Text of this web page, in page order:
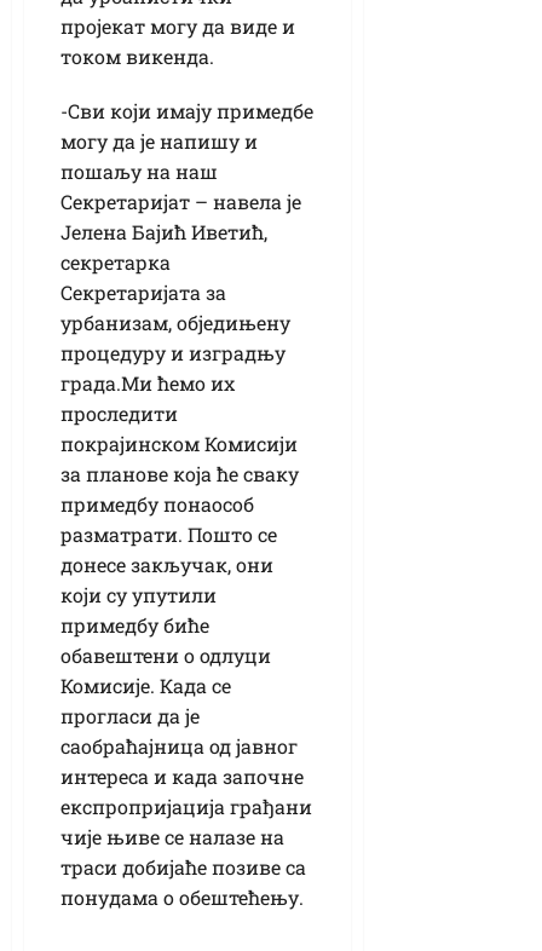
пројекат могу да виде и
током викенда.
-Сви који имају примедбе
могу да је напишу и
пошаљу на наш
Секретаријат – навела је
Јелена Бајић Иветић,
секретарка
Секретаријата за
урбанизам, обједињену
процедуру и изградњу
града.Ми ћемо их
проследити
покрајинском Комисији
за планове која ће сваку
примедбу понаособ
разматрати. Пошто се
донесе закључак, они
који су упутили
примедбу биће
обавештени о одлуци
Комисије. Када се
прогласи да је
саобраћајница од јавног
интереса и када започне
експропријација грађани
чије њиве се налазе на
траси добијаће позиве са
понудама о обештећењу.